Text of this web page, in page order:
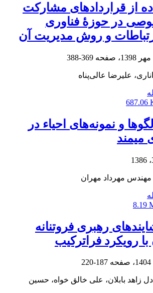
از قراردادهای مشارکت
در حوزۀ فناوری
و روش مدیریت آن
369-388
علیرضا عالی‌پناه
687.06
و نمونه‌های احیاء در
میمند
مهندس مهرداد مهران
8.19
رهبری فروتنانه
رویکرد فراترکیب
187-220
زاهد بابلان، علی خالق خواه، حسین